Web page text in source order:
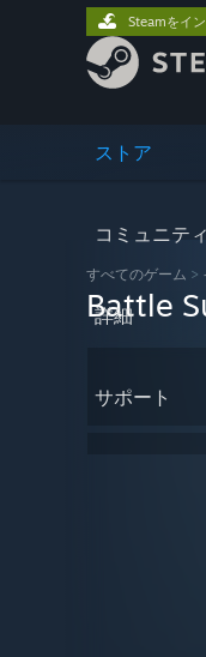
ストア
コミュニティ
詳細
サポート
Steamをイ
すべてのゲーム >
Battle